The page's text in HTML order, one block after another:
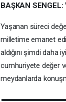
BAŞKAN SENGEL:
Yaşanan süreci
milletime emanet
aldığını şimdi daha
cumhuriyete değer
meydanlarda